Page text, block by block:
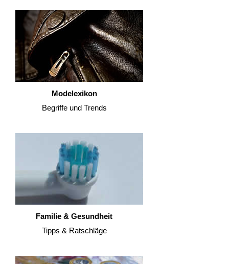
Modelexikon
Begriffe und Trends
Familie & Gesundheit
Tipps & Ratschläge